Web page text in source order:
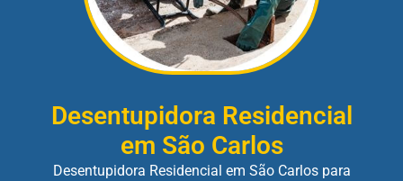
Desentupidora Residencial
em São Carlos
Desentupidora Residencial em São Carlos para